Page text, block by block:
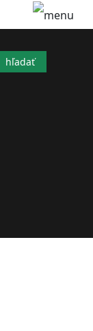
hľadať